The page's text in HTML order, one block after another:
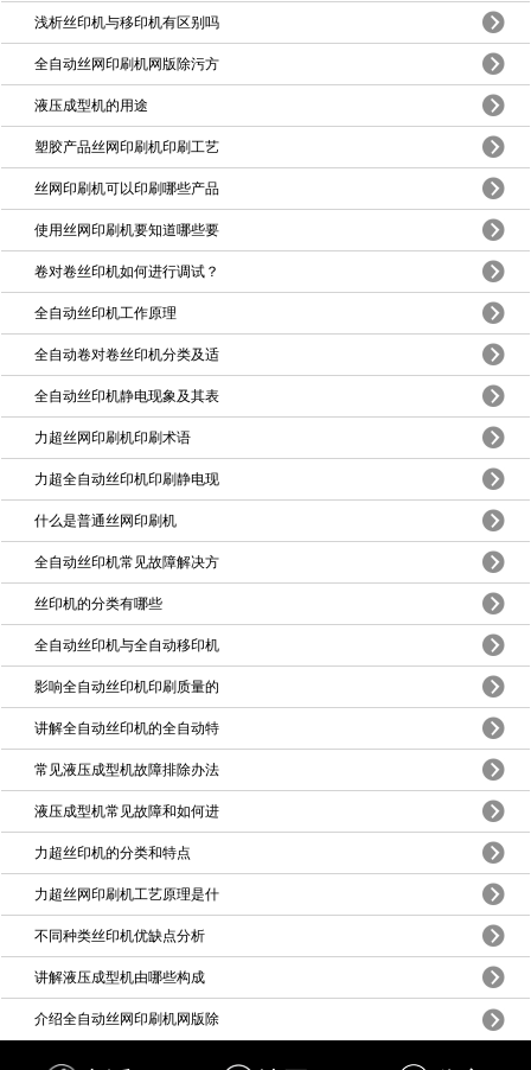
浅析丝印机与移印机有区别吗
全自动丝网印刷机网版除污方
液压成型机的用途
塑胶产品丝网印刷机印刷工艺
丝网印刷机可以印刷哪些产品
使用丝网印刷机要知道哪些要
卷对卷丝印机如何进行调试？
全自动丝印机工作原理
全自动卷对卷丝印机分类及适
全自动丝印机静电现象及其表
力超丝网印刷机印刷术语
力超全自动丝印机印刷静电现
什么是普通丝网印刷机
全自动丝印机常见故障解决方
丝印机的分类有哪些
全自动丝印机与全自动移印机
影响全自动丝印机印刷质量的
讲解全自动丝印机的全自动特
常见液压成型机故障排除办法
液压成型机常见故障和如何进
力超丝印机的分类和特点
力超丝网印刷机工艺原理是什
不同种类丝印机优缺点分析
讲解液压成型机由哪些构成
介绍全自动丝网印刷机网版除